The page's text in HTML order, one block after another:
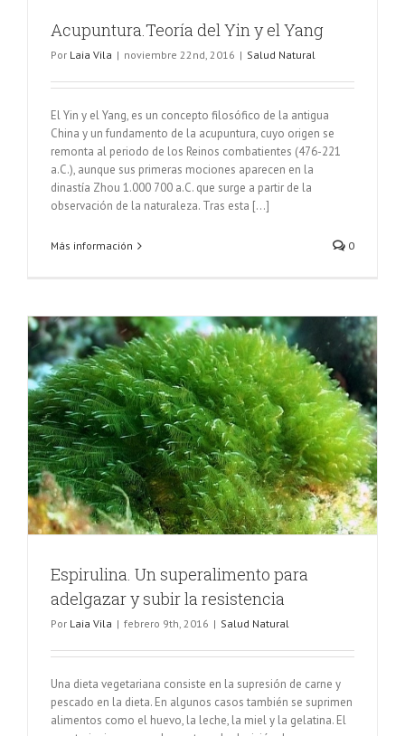
Acupuntura.Teoría del Yin y el Yang
Por Laia Vila | noviembre 22nd, 2016 | Salud Natural
El Yin y el Yang, es un concepto filosófico de la antigua
China y un fundamento de la acupuntura, cuyo origen se
remonta al periodo de los Reinos combatientes (476-221
a.C.), aunque sus primeras mociones aparecen en la
dinastía Zhou 1.000 700 a.C. que surge a partir de la
observación de la naturaleza. Tras esta [...]
Más información 0
Espirulina. Un superalimento para
adelgazar y subir la resistencia
Por Laia Vila | febrero 9th, 2016 | Salud Natural
Una dieta vegetariana consiste en la supresión de carne y
pescado en la dieta. En algunos casos también se suprimen
alimentos como el huevo, la leche, la miel y la gelatina. El